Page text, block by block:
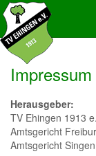
Impressum
Herausgeber:
TV Ehingen 1913
Amtsgericht
Amtsgericht